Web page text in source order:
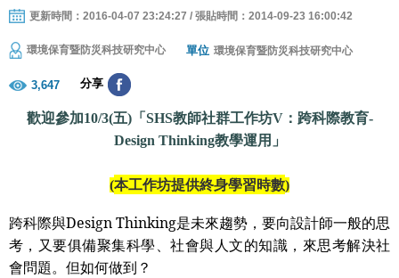
更新時間：2016-04-07 23:24:27 / 張貼時間：2014-09-23 16:00:42
環境保育暨防災科技研究中心 單位 環境保育暨防災科技研究中心
3,647 分享
歡迎參加10/3(五)「SHS教師社群工作坊V：跨科際教育-
Design Thinking教學運用」
(本工作坊提供終身學習時數)
跨科際與Design Thinking是未來趨勢，要向設計師一般的思
考，又要俱備聚集科學、社會與人文的知識，來思考解決社
會問題。但如何做到？